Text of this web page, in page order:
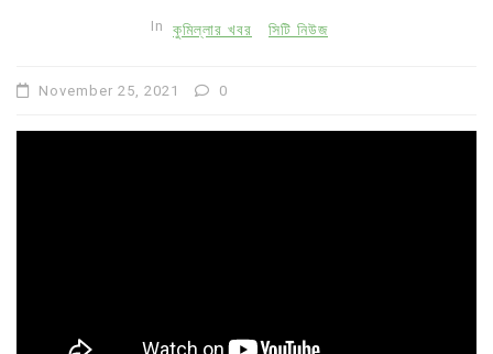
In কুমিল্লার খবর সিটি নিউজ
November 25, 2021 0